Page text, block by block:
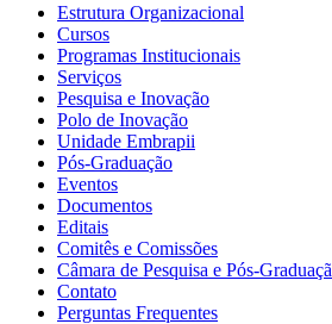
Estrutura Organizacional
Cursos
Programas Institucionais
Serviços
Pesquisa e Inovação
Polo de Inovação
Unidade Embrapii
Pós-Graduação
Eventos
Documentos
Editais
Comitês e Comissões
Câmara de Pesquisa e Pós-
Contato
Perguntas Frequentes